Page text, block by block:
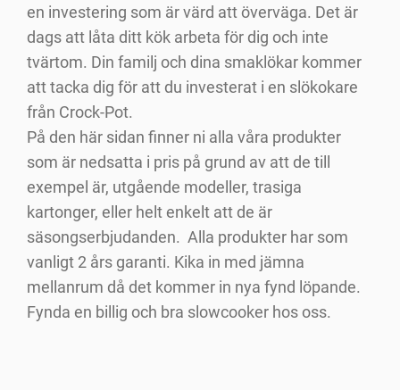
en investering som är värd att överväga. Det är
dags att låta ditt kök arbeta för dig och inte
tvärtom. Din familj och dina smaklökar kommer
att tacka dig för att du investerat i en slökokare
från Crock-Pot.
På den här sidan finner ni alla våra produkter
som är nedsatta i pris på grund av att de till
exempel är, utgående modeller, trasiga
kartonger, eller helt enkelt att de är
säsongserbjudanden. Alla produkter har som
vanligt 2 års garanti. Kika in med jämna
mellanrum då det kommer in nya fynd löpande.
Fynda en billig och bra slowcooker hos oss.